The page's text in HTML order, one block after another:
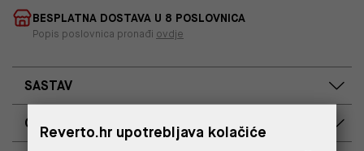
BESPLATNA DOSTAVA U 8 POSLOVNICA
Popis poslovnica pronađi ovdje
SASTAV
OPIS PROIZVODA
Reverto.hr upotrebljava kolačiće